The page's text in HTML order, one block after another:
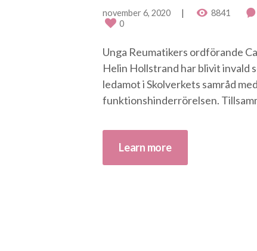
november 6, 2020 8841
0
Unga Reumatikers ordförande
Helin Hollstrand har blivit invald
ledamot i Skolverkets samråd med
funktionshinderrörelsen.
Learn more